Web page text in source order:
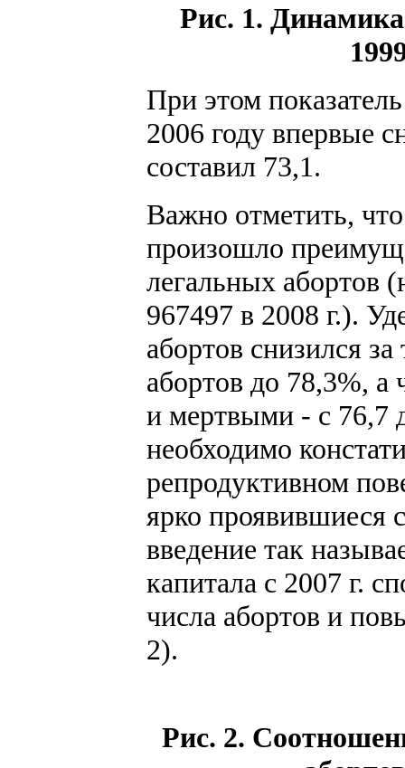
Рис. 1. Динамика
При этом
2006 году впервые
составил 73,1.
Важно отметить,
произошло
легальных абортов
967497 в 2008 г.).
абортов снизился
абортов до 78,3%,
и мертвыми - с 76,7
необходимо
репродуктивном
ярко проявившиеся
введение так
капитала с 2007 г.
числа абортов и
2).
Рис. 2.